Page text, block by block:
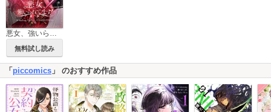
悪女、強いられてます！【タテヨミ】
無料試し読み
「 piccomics 」 のおすすめ作品